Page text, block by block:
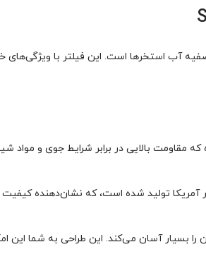
مقاومت بالایی در برابر شرایط جوی و
در آمریکا تولید شده است، که نشان‌دهنده